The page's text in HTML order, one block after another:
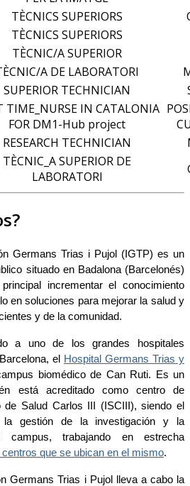
TÈCNICS SUPERIORS
TÈCNICS SUPERIORS
TÈCNIC/A SUPERIOR
A DE LABORATORI
SUPERIOR TECHNICIAN
TIME_NURSE IN CATALONIA
FOR DM1-Hub project
RESEARCH TECHNICIAN
TÈCNIC_A SUPERIOR DE
LABORATORI
Germans Trias i Pujol (IGTP) es un
situado en Badalona (Barcelonés)
incrementar el conocimiento
en soluciones para mejorar la salud y
y de la comunidad.
a uno de los grandes hospitales
el Hospital Germans Trias y
biomédico de Can Ruti. Es un
está acreditado como centro de
de Salud Carlos III (ISCIII), siendo el
la gestión de la investigación y la
campus, trabajando en estrecha
que se ubican en el mismo.
Germans Trias i Pujol lleva a cabo la